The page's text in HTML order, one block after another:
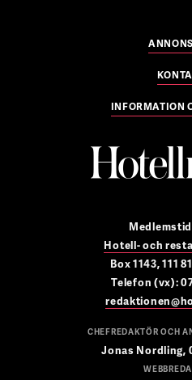
INFORMATION
Hotell- och
Box 1143, 111
Telefon (vx):
CHEFREDAKTÖR OCH
Jonas Nordling,